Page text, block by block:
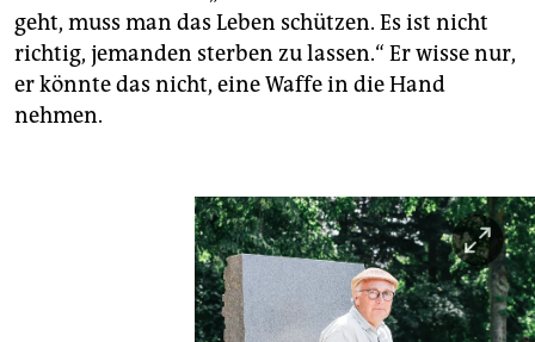
geht, muss man das Leben schützen. Es ist nicht
richtig, jemanden sterben zu lassen.“ Er wisse nur,
er könnte das nicht, eine Waffe in die Hand
nehmen.